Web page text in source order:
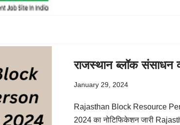
राजस्थान ब्लॉक संसाधन
January 29, 2024
Rajasthan Block Resource
2024 का नोटिफिकेशन जारी